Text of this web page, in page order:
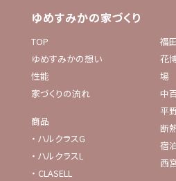
ゆめすみかの家づくり
TOP
ゆめすみかの想い
性能
家づくりの流れ
商品
・ ハルクラスG
・ ハルクラスL
・ CLASELL
福
花
場
中
平
断
宿
西